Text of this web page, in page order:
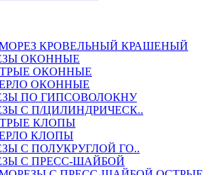
КРОВЕЛЬНЫЙ КРАШЕНЫЙ
ОКОННЫЕ
ОКОННЫЕ
ОКОННЫЕ
ПО ГИПСОВОЛОКНУ
С П/ЦИЛИНДРИЧЕСК..
КЛОПЫ
КЛОПЫ
С ПОЛУКРУГЛОЙ ГО..
С ПРЕСС-ШАЙБОЙ